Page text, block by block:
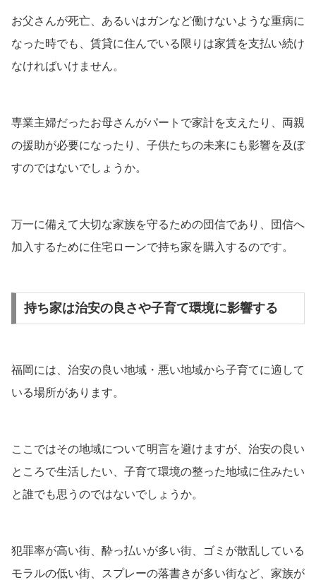
お父さんが死亡、あるいはガンなど働けないような重病に
なった時でも、賃貸に住んでいる限りは家賃を支払い続け
なければいけません。
専業主婦だったお母さんがパートで家計を支えたり、両親
の援助が必要になったり、子供たちの未来にも影響を及ぼ
すのではないでしょうか。
万一に備えて大切な家族を守るための団信であり、団信へ
加入するために住宅ローンで持ち家を購入するのです。
持ち家は治安の良さや子育て環境に影響する
福岡には、治安の良い地域・悪い地域から子育てに適して
いる場所があります。
ここではその地域について明言を避けますが、治安の良い
ところで生活したい、子育て環境の整った地域に住みたい
と誰でも思うのではないでしょうか。
犯罪率が高い街、酔っ払いが多い街、ゴミが散乱している
モラルの低い街、スプレーの落書きが多い街など、家族が